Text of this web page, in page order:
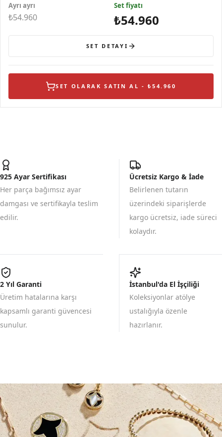
Ayrı ayrı
₺54.960
Set fiyatı
₺54.960
SET DETAYI
SET OLARAK SATIN AL - ₺54.960
925 Ayar Sertifikası
Her parça bağımsız ayar
damgası ve sertifikayla teslim
edilir.
Ücretsiz Kargo & İade
Belirlenen tutarın
üzerindeki siparişlerde
kargo ücretsiz, iade süreci
kolaydır.
2 Yıl Garanti
Üretim hatalarına karşı
kapsamlı garanti güvencesi
sunulur.
İstanbul'da El İşçiliği
Koleksiyonlar atölye
ustalığıyla özenle
hazırlanır.